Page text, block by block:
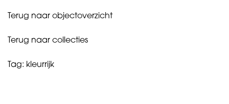
titel
1966
Terug naar objectoverzicht
Terug naar collecties
Tag: kleurrijk